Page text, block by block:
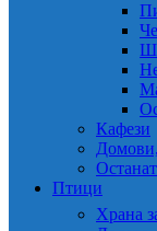
Кафези
Птици
Храна